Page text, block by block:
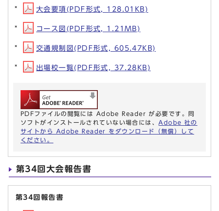
大会要項(PDF形式, 128.01KB)
コース図(PDF形式, 1.21MB)
交通規制図(PDF形式, 605.47KB)
出場校一覧(PDF形式, 37.28KB)
PDFファイルの閲覧には Adobe Reader が必要です。同
ソフトがインストールされていない場合には、 Adobe 社の
サイトから Adobe Reader をダウンロード（無償）して
ください。
第34回大会報告書
第34回報告書